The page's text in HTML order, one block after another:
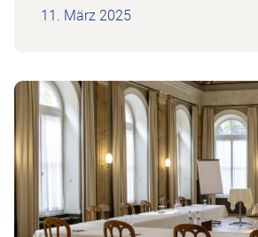
11. März 2025
Zum Beitrag Einladung zur